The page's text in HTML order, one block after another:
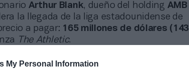
My Personal Information
Arthur Blank, dueño del holding AMB
la llegada de la liga estadounidense de
a pagar: 165 millones de dólares (143
The Athletic.
mása la competición: